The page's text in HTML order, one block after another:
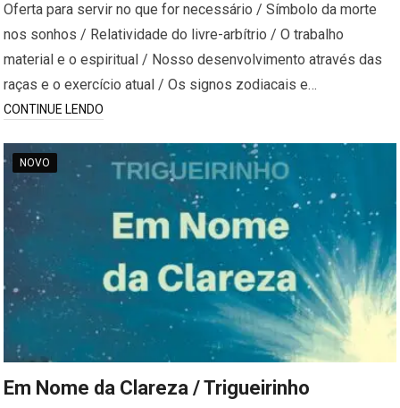
Oferta para servir no que for necessário / Símbolo da morte
nos sonhos / Relatividade do livre-arbítrio / O trabalho
material e o espiritual / Nosso desenvolvimento através das
raças e o exercício atual / Os signos zodiacais e…
CONTINUE LENDO
NOVO
Em Nome da Clareza / Trigueirinho